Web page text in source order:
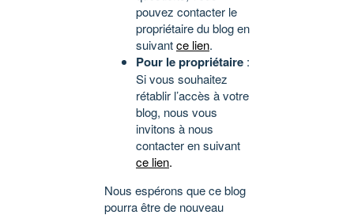
pouvez contacter le
propriétaire du blog en
suivantce lien.
Pour le propriétaire :
Si vous souhaitez
rétablir l’accès à votre
blog, nous vous
invitons à nous
contacter en suivant
ce lien.
Nous espérons que ce blog
pourra être de nouveau